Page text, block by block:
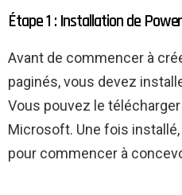
Étape 1 : Installation de
Avant de commencer à
paginés, vous devez
Vous pouvez le
Microsoft. Une fois
pour commencer à